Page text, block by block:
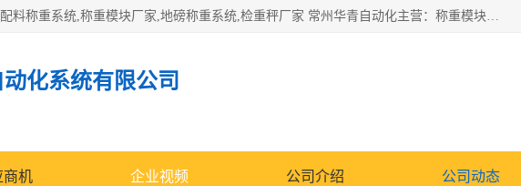
企业环保门禁电子台账系统，称重模块，配料称重系统,称重模块厂家,地磅称重系统,检重秤厂家 常州华青自动化主营：称重模块、无人值守称重系统、配料称重系统、地磅称重系统、检重秤、托利多称重模块等产品。各种称重软件，移动源环保门禁电子台账系统软件。 常州华青自动化系统有限公司7*24的电话支持服务、项目现场开发服务、新功能定制研发服务，产品培训、远程维护，现场安装调试工程等。
化系统有限公司
商机 企业视频 公司介绍 公司动态